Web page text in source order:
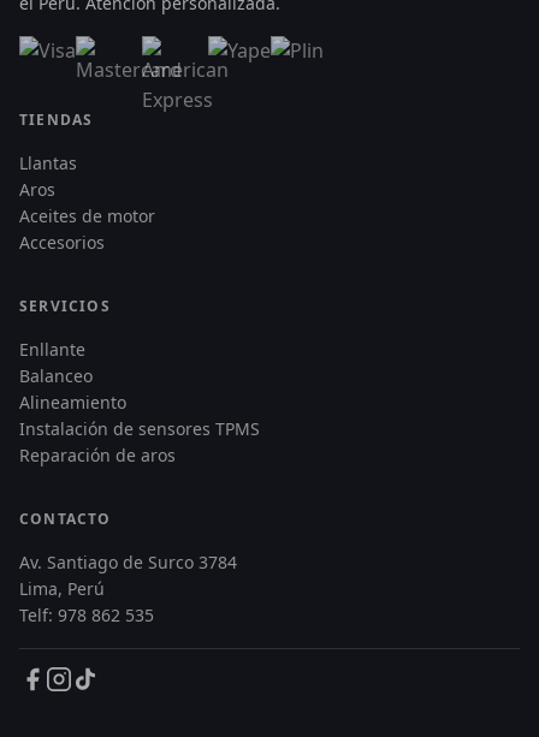
TIENDAS
Llantas
Aros
Aceites de motor
Accesorios
SERVICIOS
Enllante
Balanceo
Alineamiento
Instalación de sensores TPMS
Reparación de aros
CONTACTO
Av. Santiago de Surco 3784
Lima, Perú
Telf: 978 862 535